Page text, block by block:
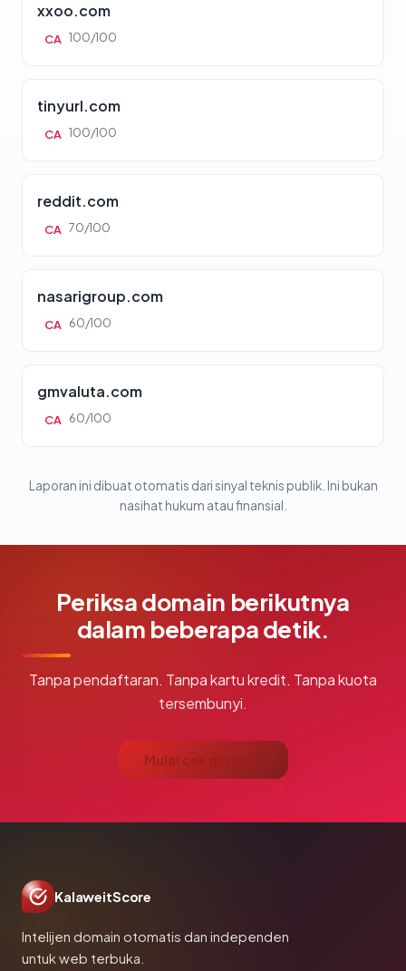
xxoo.com
CA 100/100
tinyurl.com
CA 100/100
reddit.com
CA 70/100
nasarigroup.com
CA 60/100
gmvaluta.com
CA 60/100
Laporan ini dibuat otomatis dari sinyal teknis publik. Ini bukan
nasihat hukum atau finansial.
Periksa domain berikutnya
dalam beberapa detik.
Tanpa pendaftaran. Tanpa kartu kredit. Tanpa kuota
tersembunyi.
Mulai cek gratis →
KalaweitScore
Intelijen domain otomatis dan independen
untuk web terbuka.